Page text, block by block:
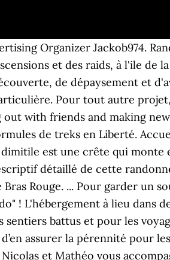
neiges depuis Cilaos, le volcan de la Réunion. Sud Randos, c’est 35 années d’histoires de randonnées en France et ailleurs! Randonnées à la Réunion avec un guide, volcan, soleil et plages sont au rendez vous, l'océan indien et l'île intense, le piton maïdo, le voyage des sports de pleine nature. e voudrais faire le parcours du trail des 2 rivières Rando region Sud Randonnées a la Reunion. ! Ouvre à 08:00. Afin de préserver ce terrain de jeu grandeur nature, Décathlon Saint-Pierre et le réseau de réservation #ExploreLaRéunion ont organisé une éco-rando le samedi 25 mai dernier. Équipe de sport amateur Nous commençons par aller jeter un œil à la plage du Tremblet. À l’honneur . Sud Randos Amoureux de leur Cévennes méridionales, Sud Randos , c'est d'abord une longue expérience de la randonnée dans la réserve naturelle du Caroux , paradis du mouflon en France. Carte du parcours. Elle a de nombreux atouts car elle est très riche en histoire et en patrimoine. Avant d'entreprendre une randonnée, vérifiez si le sentier est ouvert ou fermé avec cette nouvelle carte des itinéraires de rando. Event date Start time Monday 16 November 2020 Register and Unregister until: Sunday 15 November 2020, 6:30 (pm) (H-12) 06:30 (am) Event description Bonjour. La Réunion est une montagne posée dans l'océan Indien, un fier monument dédié à la nature et à ses caprices volcaniques comme le cirque de Cilaos, de Salazie et de Mafate. Posez vos questions et parcourez les 3 200 000 messages actuellement en ligne. Sud – Sud Est ile Réunion. Plongée + rando à La Réunion. Partagez cet article ! Rando Piton d’Anchaing Le Cirque de Salazie offre aux randonneurs de tout poil de très beaux parcours dans un environnement enchanteur, un peu en dehors du temps… Les randonnées que je vous propose au départ d’Hell-Bourg ou d’Ilet à Vidot, sont à la portée de tout … C'est une ville où le vivre ensemble est très bien illustré. aller sur notre Facebook. Rando VTT Réunion, Saint-Gilles-les Bains, Réunion. Le GR9, du Jura à la Méditerranée . C’est une partie de l’île que nous aimons beaucoup, même si du fait de son éloignement de Saint-Denis nous n’y allons pas très souvent. Pour toutes Réza - +262 692 25 88 11. Fiche pratique. Marche Nordique Réunion SUD. Saint-Louis est considéré comme la porte du Sud de la Réunion. par Jérémy